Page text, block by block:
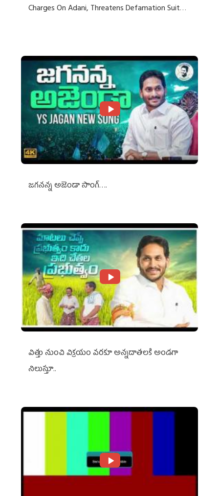
Charges On Adani, Threatens Defamation Suit
జగనన్న అజెండా సాంగ్….
విత్తు నుంచి విక్రయం వరకూ అన్నదాతలకి అండగా
నిలుస్తూ..